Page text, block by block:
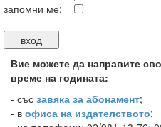
запомни ме:
Вие можете да направите
време на годината:
- със завяка за абонамент;
- в офиса на издателството;